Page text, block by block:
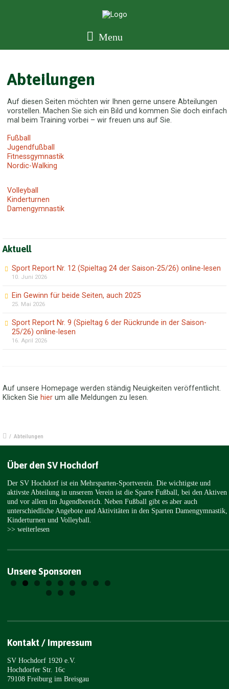
Menu
Abteilungen
Auf diesen Seiten möchten wir Ihnen gerne unsere Abteilungen
vorstellen. Machen Sie sich ein Bild und kommen Sie doch einfach
mal beim Training vorbei – wir freuen uns auf Sie.
Fußball
Jugendfußball
Fitnessgymnastik
Nordic-Walking
Volleyball
Kinderturnen
Damengymnastik
Aktuell
Sport Report Nr. 12 (Spieltag 24 der Saison-25/26) online-lesen
10. Juni 2026
Ein Gewinn für beide Seiten, auch 2025
25. Mai 2026
Sport Report Nr. 9 (Spieltag 6 der Rückrunde in der Saison-
25/26) online-lesen
16. April 2026
Auf unsere Homepage werden ständig Neuigkeiten veröffentlicht.
Klicken Sie hier um alle Meldungen zu lesen.
/ Abteilungen
Über den SV Hochdorf
Der SV Hochdorf ist ein Mehrsparten-Sportverein. Die wichtigste und
aktivste Abteilung in unserem Verein ist die Sparte Fußball, bei den Aktiven
und vor allem im Jugendbereich. Neben Fußball gibt es aber auch
unterschiedliche Angebote und Aktivitäten in den Sparten Damengymnastik,
Kinderturnen und Volleyball.
>> weiterlesen
Unsere Sponsoren
Kontakt / Impressum
SV Hochdorf 1920 e.V.
Hochdorfer Str. 16c
79108 Freiburg im Breisgau